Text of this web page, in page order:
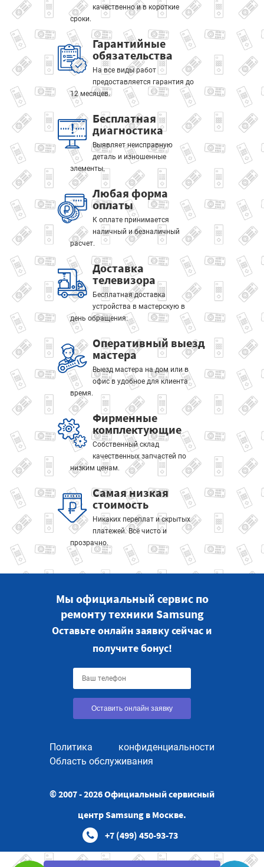
качественно и в короткие
сроки.
Гарантийные
обязательства
На все виды работ
предоставляется гарантия до
12 месяцев.
Бесплатная
диагностика
Выявляет неисправную
деталь и изношенные
элементы.
Любая форма
оплаты
К оплате принимается
наличный и безналичный
расчет.
Доставка
телевизора
Бесплатная доставка
устройства в мастерскую в
день обращения.
Оперативный выезд
мастера
Выезд мастера на дом или в
офис в удобное для клиента
время.
Фирменные
комплектующие
Собственный склад
качественных запчастей по
низким ценам.
Самая низкая
стоимость
Никаких переплат и скрытых
платежей. Всё чисто и
прозрачно.
Мы официальный сервис по
ремонту техники Samsung
Оставьте онлайн заявку сейчас и
получите бонус!
Оставить онлайн заявку
Политика конфиденциальности
Область обслуживания
© 2007 - 2026 Официальный сервисный
центр Samsung в Москве.
+7 (499) 450-93-73